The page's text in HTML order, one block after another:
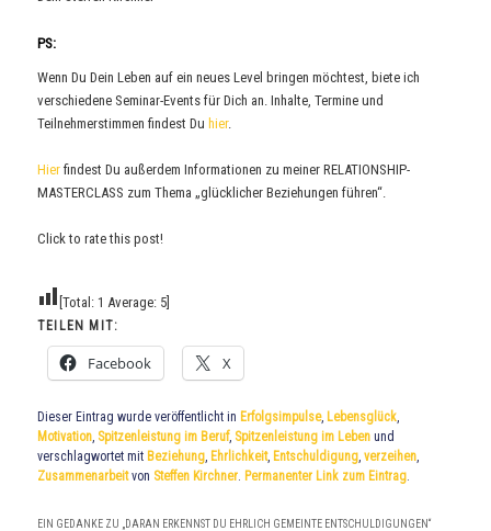
PS:
Wenn Du Dein Leben auf ein neues Level bringen möchtest, biete ich
verschiedene Seminar-Events für Dich an. Inhalte, Termine und
Teilnehmerstimmen findest Du hier.
Hier findest Du außerdem Informationen zu meiner RELATIONSHIP-
MASTERCLASS zum Thema „glücklicher Beziehungen führen“.
Click to rate this post!
[Total:1 Average: 5
TEILEN MIT:
Facebook X
Dieser Eintrag wurde veröffentlicht in Erfolgsimpulse, Lebensglück,
Motivation, Spitzenleistung im Beruf, Spitzenleistung im Leben und
verschlagwortet mit Beziehung, Ehrlichkeit, Entschuldigung,verzeihen,
Zusammenarbeitvon Steffen Kirchner. Permanenter Link zum Eintrag.
EIN GEDANKE ZU „ DARAN ERKENNST DU EHRLICH GEMEINTE ENTSCHULDIGUNGEN“